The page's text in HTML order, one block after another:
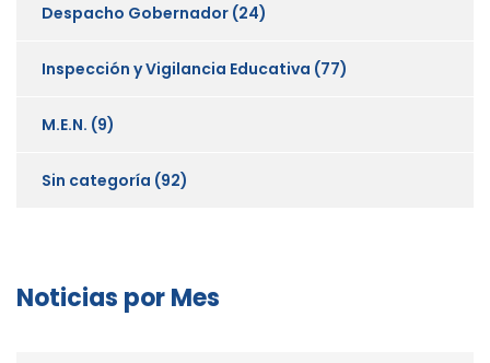
Despacho Gobernador (24)
Inspección y Vigilancia Educativa (77)
M.E.N. (9)
Sin categoría (92)
Noticias por Mes